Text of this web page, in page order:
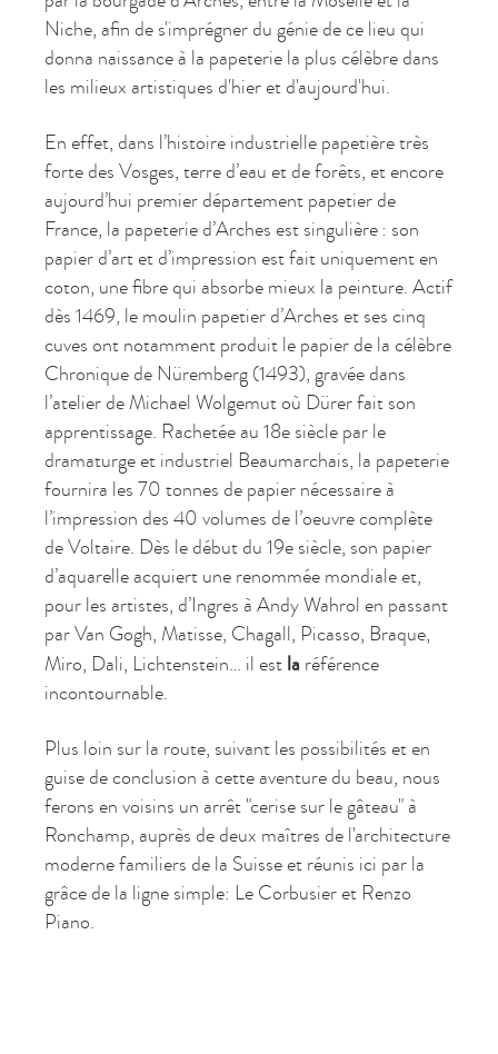
Niche, afin de s'imprégner du génie de ce lieu qui
donna naissance à la papeterie la plus célèbre dans
les milieux artistiques d'hier et d'aujourd'hui.
En effet, dans l’histoire industrielle papetière très
forte des Vosges, terre d’eau et de forêts, et encore
aujourd’hui premier département papetier de
France, la papeterie d’Arches est singulière : son
papier d’art et d’impression est fait uniquement en
coton, une fibre qui absorbe mieux la peinture. Actif
dès 1469, le moulin papetier d’Arches et ses cinq
cuves ont notamment produit le papier de la célèbre
Chronique de Nüremberg (1493), gravée dans
l’atelier de Michael Wolgemut où Dürer fait son
apprentissage. Rachetée au 18e siècle par le
dramaturge et industriel Beaumarchais, la papeterie
fournira les 70 tonnes de papier nécessaire à
l’impression des 40 volumes de l’oeuvre complète
de Voltaire. Dès le début du 19e siècle, son papier
d’aquarelle acquiert une renommée mondiale et,
pour les artistes, d’Ingres à Andy Wahrol en passant
par Van Gogh, Matisse, Chagall, Picasso, Braque,
Miro, Dali, Lichtenstein… il est la référence
incontournable.
Plus loin sur la route, suivant les possibilités et en
guise de conclusion à cette aventure du beau, nous
ferons en voisins un arrêt "cerise sur le gâteau" à
Ronchamp, auprès de deux maîtres de l'architecture
moderne familiers de la Suisse et réunis ici par la
grâce de la ligne simple: Le Corbusier et Renzo
Piano.